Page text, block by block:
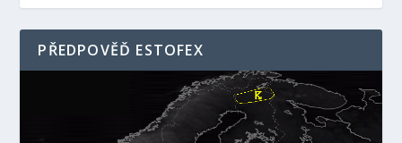
PŘEDPOVĚĎ ESTOFEX